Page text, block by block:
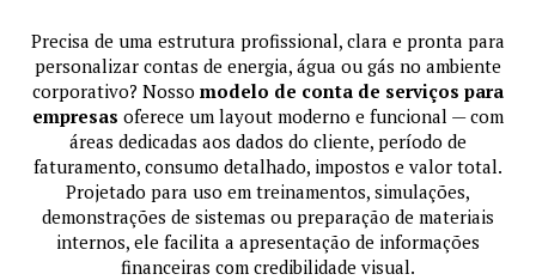
Precisa de uma estrutura profissional, clara e pronta para
personalizar contas de energia, água ou gás no ambiente
corporativo? Nosso modelo de conta de serviços para
empresas oferece um layout moderno e funcional — com
áreas dedicadas aos dados do cliente, período de
faturamento, consumo detalhado, impostos e valor total.
Projetado para uso em treinamentos, simulações,
demonstrações de sistemas ou preparação de materiais
internos, ele facilita a apresentação de informações
financeiras com credibilidade visual.